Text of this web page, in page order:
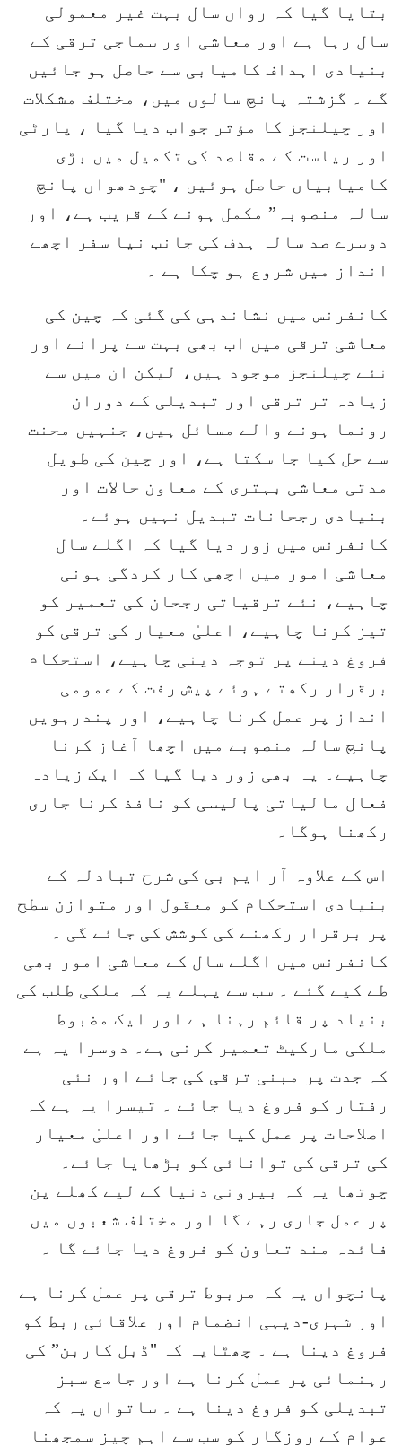
بتایا گیا کہ رواں سال بہت غیر معمولی
سال رہا ہے اور معاشی اور سماجی ترقی کے
بنیادی اہداف کامیابی سے حاصل ہو جائیں
گے ۔ گزشتہ پانچ سالوں میں، مختلف مشکلات
اور چیلنجز کا مؤثر جواب دیا گیا ، پارٹی
اور ریاست کے مقاصد کی تکمیل میں بڑی
کامیابیاں حاصل ہوئیں ، "چودھواں پانچ
سالہ منصوبہ” مکمل ہونے کے قریب ہے، اور
دوسرے صد سالہ ہدف کی جانب نیا سفر اچھے
انداز میں شروع ہو چکا ہے ۔
کانفرنس میں نشاندہی کی گئی کہ چین کی
معاشی ترقی میں اب بھی بہت سے پرانے اور
نئے چیلنجز موجود ہیں، لیکن ان میں سے
زیادہ تر ترقی اور تبدیلی کے دوران
رونما ہونے والے مسائل ہیں، جنہیں محنت
سے حل کیا جا سکتا ہے، اور چین کی طویل
مدتی معاشی بہتری کے معاون حالات اور
بنیادی رجحانات تبدیل نہیں ہوئے۔
کانفرنس میں زور دیا گیا کہ اگلے سال
معاشی امور میں اچھی کار کردگی ہونی
چاہیے، نئے ترقیاتی رجحان کی تعمیر کو
تیز کرنا چاہیے، اعلیٰ معیار کی ترقی کو
فروغ دینے پر توجہ دینی چاہیے، استحکام
برقرار رکھتے ہوئے پیش رفت کے عمومی
انداز پر عمل کرنا چاہیے، اور پندرہویں
پانچ سالہ منصوبے میں اچھا آغاز کرنا
چاہیے۔ یہ بھی زور دیا گیا کہ ایک زیادہ
فعال مالیاتی پالیسی کو نافذ کرنا جاری
رکھنا ہوگا۔
اس کے علاوہ آر ایم بی کی شرح تبادلہ کے
بنیادی استحکام کو معقول اور متوازن سطح
پر برقرار رکھنے کی کوشش کی جائے گی ۔
کانفرنس میں اگلے سال کے معاشی امور بھی
طے کیے گئے ۔ سب سے پہلے یہ کہ ملکی طلب کی
بنیاد پر قائم رہنا ہے اور ایک مضبوط
ملکی مارکیٹ تعمیر کرنی ہے۔ دوسرا یہ ہے
کہ جدت پر مبنی ترقی کی جائے اور نئی
رفتار کو فروغ دیا جائے ۔ تیسرا یہ ہے کہ
اصلاحات پر عمل کیا جائے اور اعلیٰ معیار
کی ترقی کی توانائی کو بڑھایا جائے۔
چوتھا یہ کہ بیرونی دنیا کے لیے کھلے پن
پر عمل جاری رہے گا اور مختلف شعبوں میں
فائدہ مند تعاون کو فروغ دیا جائے گا ۔
پانچواں یہ کہ مربوط ترقی پر عمل کرنا ہے
اور شہری-دیہی انضمام اور علاقائی ربط کو
فروغ دینا ہے ۔ چھٹایہ کہ "ڈبل کاربن” کی
رہنمائی پر عمل کرنا ہے اور جامع سبز
تبدیلی کو فروغ دینا ہے ۔ ساتواں یہ کہ
عوام کے روزگار کو سب سے اہم چیز سمجھنا